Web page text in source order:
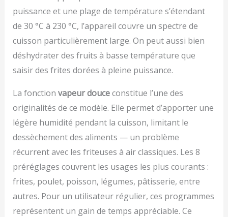
vaisselle. La plaque et
le séparateur passent
au lave-vaisselle pour
un nettoyage rapide et
sans effort.
puissance et une plage de température s’étendant
de 30 °C à 230 °C, l’appareil couvre un spectre de
cuisson particulièrement large. On peut aussi bien
déshydrater des fruits à basse température que
saisir des frites dorées à pleine puissance.
La fonction vapeur douceconstitue l’une des
originalités de ce modèle. Elle permet d’apporter une
légère humidité pendant la cuisson, limitant le
dessèchement des aliments — un problème
récurrent avec les friteuses à air classiques. Les 8
préréglages couvrent les usages les plus courants :
frites, poulet, poisson, légumes, pâtisserie, entre
autres. Pour un utilisateur régulier, ces programmes
représentent un gain de temps appréciable. Ce